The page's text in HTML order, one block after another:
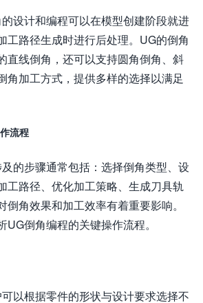
设计和编程可以在模型创建阶段就进
工路径生成时进行后处理。UG的倒角
直线倒角，还可以支持圆角倒角、斜
角加工方式，提供多样的选择以满足
流程
的步骤通常包括：选择倒角类型、设
工路径、优化加工策略、生成刀具轨
倒角效果和加工效率有着重要影响。
UG倒角编程的关键操作流程。
以根据零件的形状与设计要求选择不